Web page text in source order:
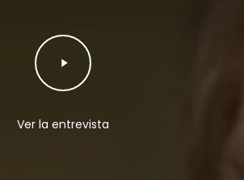
Play
Video
Ver la entrevista